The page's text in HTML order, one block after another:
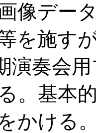
像デー
を施す
演奏会
。基本
かける